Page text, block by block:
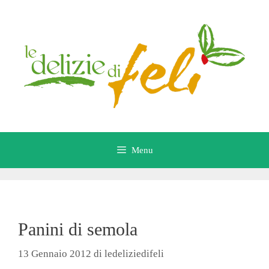
Menu
Panini di semola
13 Gennaio 2012 di ledeliziedifeli